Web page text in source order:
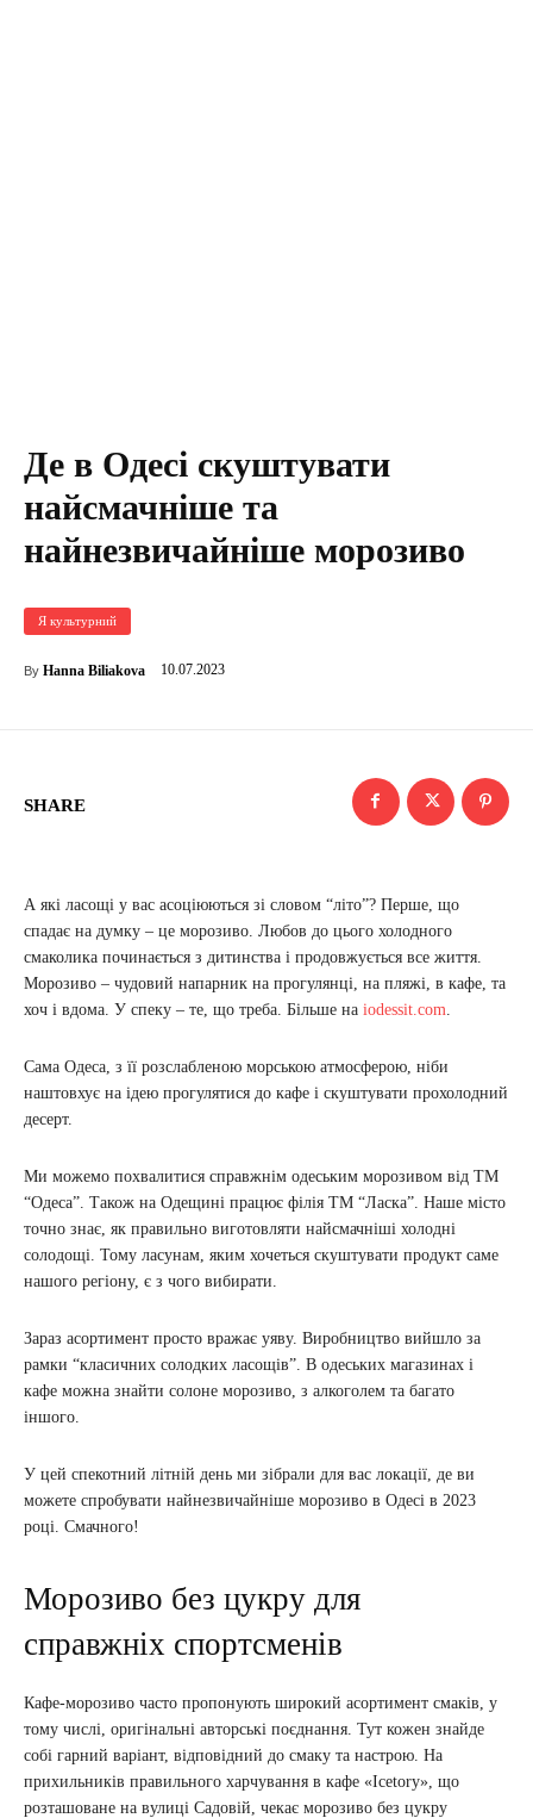
Де в Одесі скуштувати
найсмачніше та
найнезвичайніше морозиво
Я культурний
By Hanna Biliakova 10.07.2023
SHARE
А які ласощі у вас асоціюються зі словом “літо”? Перше, що
спадає на думку – це морозиво. Любов до цього холодного
смаколика починається з дитинства і продовжується все життя.
Морозиво – чудовий напарник на прогулянці, на пляжі, в кафе, та
хоч і вдома. У спеку – те, що треба. Більше на iodessit.com
Сама Одеса, з її розслабленою морською атмосферою, ніби
наштовхує на ідею прогулятися до кафе і скуштувати прохолодний
десерт.
Ми можемо похвалитися справжнім одеським морозивом від ТМ
“Одеса”. Також на Одещині працює філія ТМ “Ласка”. Наше місто
точно знає, як правильно виготовляти найсмачніші холодні
солодощі. Тому ласунам, яким хочеться скуштувати продукт саме
нашого регіону, є з чого вибирати.
Зараз асортимент просто вражає уяву. Виробництво вийшло за
рамки “класичних солодких ласощів”. В одеських магазинах і
кафе можна знайти солоне морозиво, з алкоголем та багато
іншого.
У цей спекотний літній день ми зібрали для вас локації, де ви
можете спробувати найнезвичайніше морозиво в Одесі в 2023
році. Смачного!
Морозиво без цукру для
справжніх спортсменів
Кафе-морозиво часто пропонують широкий асортимент смаків, у
тому числі, оригінальні авторські поєднання. Тут кожен знайде
собі гарний варіант, відповідний до смаку та настрою. На
прихильників правильного харчування в кафе «Icetory», що
розташоване на вулиці Садовій, чекає морозиво без цукру